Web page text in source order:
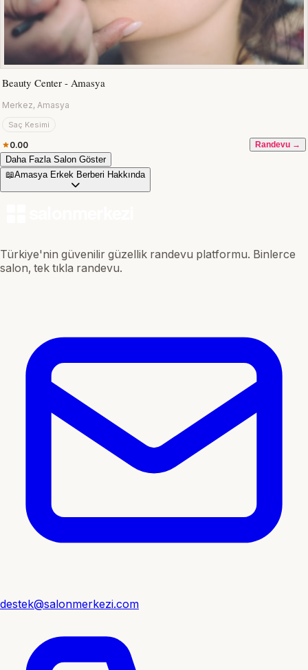
Beauty Center - Amasya
Merkez, Amasya
Saç Kesimi
0.00 Randevu →
Daha Fazla Salon Göster
📖Amasya Erkek Berberi Hakkında
Türkiye'nin güvenilir güzellik randevu platformu. Binlerce
salon, tek tıkla randevu.
destek@salonmerkezi.com